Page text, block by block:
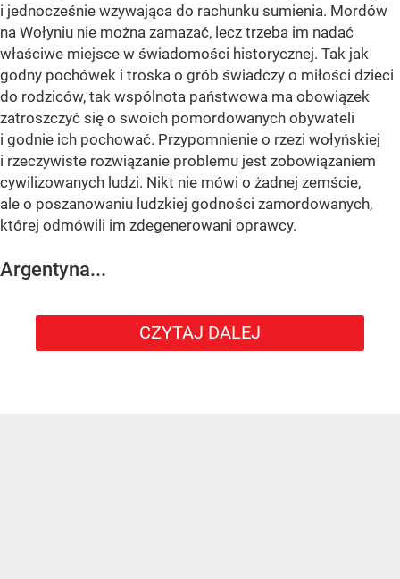
i jednocześnie wzywająca do rachunku sumienia. Mordów
na Wołyniu nie można zamazać, lecz trzeba im nadać
właściwe miejsce w świadomości historycznej. Tak jak
godny pochówek i troska o grób świadczy o miłości dzieci
do rodziców, tak wspólnota państwowa ma obowiązek
zatroszczyć się o swoich pomordowanych obywateli
i godnie ich pochować. Przypomnienie o rzezi wołyńskiej
i rzeczywiste rozwiązanie problemu jest zobowiązaniem
cywilizowanych ludzi. Nikt nie mówi o żadnej zemście,
ale o poszanowaniu ludzkiej godności zamordowanych,
której odmówili im zdegenerowani oprawcy.
Argentyna...
CZYTAJ DALEJ